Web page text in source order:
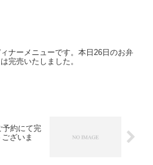
ナーメニューです。本日26日のお弁
完売いたしました。
予約にて完
ざいま